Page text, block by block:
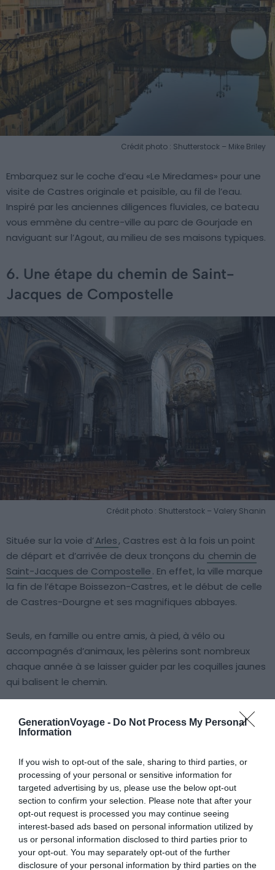
GenerationVoyage - Do Not Process My Personal
Information
If you wish to opt-out of the sale, sharing to third parties, or
processing of your personal or sensitive information for
targeted advertising by us, please use the below opt-out
section to confirm your selection. Please note that after your
opt-out request is processed you may continue seeing
interest-based ads based on personal information utilized by
us or personal information disclosed to third parties prior to
your opt-out. You may separately opt-out of the further
disclosure of your personal information by third parties on the
Crédit photo : Shutterstock – Mike Briley
Embarquez sur le coche d’eau «Le Miredames» pour une
visite de Castres originale et paisible, au fil de l’eau.
Inspiré par les anciennes diligences fluviales, ce bateau
vous emmène du centre-ville au parc de Gourjade en
naviguant sur l’Agout, au milieu de ses maisons typiques.
6. Une étape du chemin de Saint-
Jacques de Compostelle
Crédit photo : Shutterstock – Valery Shanin
Située sur la voie d’Arles, Castres est à la fois un point
de départ et d’arrivée de deux tronçons du chemin de
Saint-Jacques de Compostelle. En effet, la ville marque
la fin de l’étape Boissezon-Castres, et le début de celle
de Castres-Dourgne et ses magnifiques abbayes.
Seuls, en famille ou entre amis, à pied, à vélo ou
accompagnés d’animaux, les pèlerins sont nombreux
chaque année à se laisser guider par les coquilles jaunes
qui balisent le chemin.
Castres abrite plusieurs de ces coquillages : fontaines en
forme de coquillages, statue du pèlerin de l’Autan, église
votre visite de la ville.
7. Le parc de Gourjade